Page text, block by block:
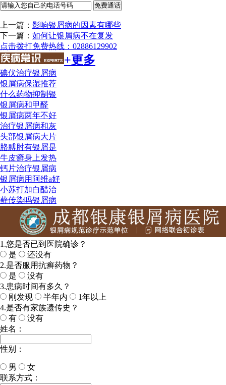
上一篇： 影响银屑病的因素有哪些
下一篇： 如何让银屑病不在复发
点击拨打免费热线：02886129902
+更多
碘伏治疗银屑病
银屑病保湿推荐
什么药物抑制银
银屑病和甲醛
银屑病两年不好
治疗银屑病和灰
头部银屑病大片
胳膊肘有银屑是
牛皮癣身上发热
钙片治疗银屑病
银屑病用阿维a好
小苏打加白醋治
藓传染吗银屑病
1.您是否已到医院确诊？
是
还没有
2.是否服用抗癣药物？
是
没有
3.患病时间有多久？
刚发现
半年内
1年以上
4.是否有家族遗传史？
有
没有
姓名：
性别：
男
女
今天日期：
联系方式：